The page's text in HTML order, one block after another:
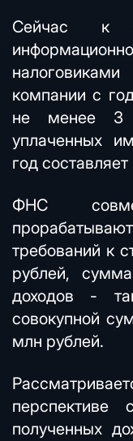
Сейчас к
компании с
не менее 3
уплаченных
год
ФНС
требований к
рублей,
доходов -
совокупной
млн рублей.
перспективе
полученных